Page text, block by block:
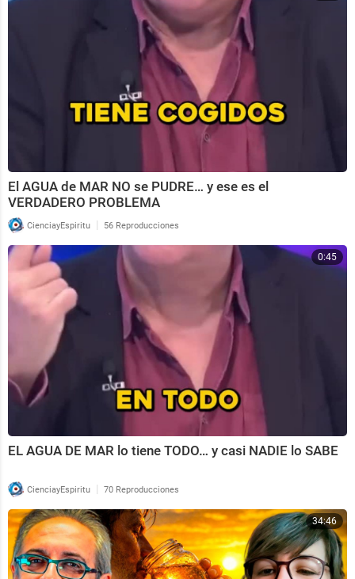
El AGUA de MAR NO se PUDRE… y ese es el
VERDADERO PROBLEMA
CienciayEspiritu | 56 Reproducciones
0:45
EL AGUA DE MAR lo tiene TODO… y casi NADIE lo SABE
CienciayEspiritu | 70 Reproducciones
34:46